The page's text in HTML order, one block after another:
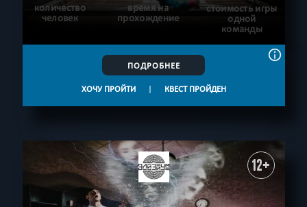
количество
человек
время на
прохождение
стоимость игры
одной
команды
ПОДРОБНЕЕ
ХОЧУ ПРОЙТИ | КВЕСТ ПРОЙДЕН
12+